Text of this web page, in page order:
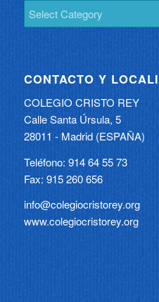
CONTACTO Y
COLEGIO CRISTO REY
Calle Santa Úrsula, 5
28011 - Madrid (ESPAÑA)
Teléfono: 914 64 55 73
Fax: 915 260 656
info@colegiocristorey.org
www.colegiocristorey.org